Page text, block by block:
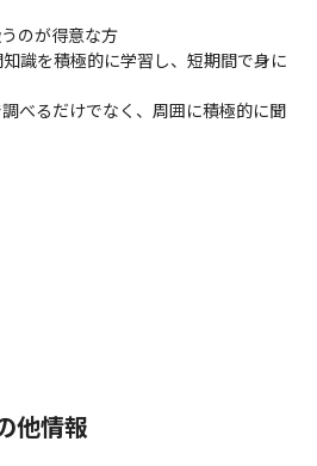
ィアのアクセス数をさらに伸ばすこ
報をビッグデータ解析し、より広告
アを立ち上げて運営できるポジショ
のが得意な方
識を積極的に学習し、短期間で身に
べるだけでなく、周囲に積極的に聞
他情報